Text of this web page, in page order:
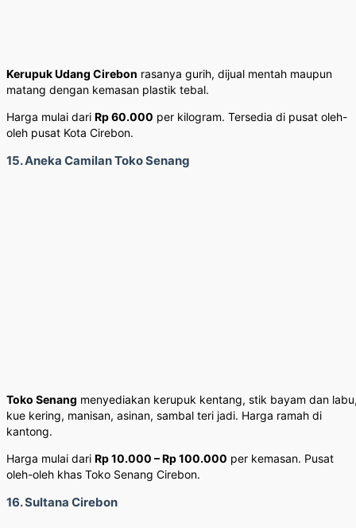
Kerupuk Udang Cirebon rasanya gurih, dijual mentah maupun
matang dengan kemasan plastik tebal.
Harga mulai dari Rp 60.000 per kilogram. Tersedia di pusat oleh-
oleh pusat Kota Cirebon.
15. Aneka Camilan Toko Senang
Toko Senang menyediakan kerupuk kentang, stik bayam dan
kue kering, manisan, asinan, sambal teri jadi. Harga ramah di
kantong.
Harga mulai dari Rp 10.000 – Rp 100.000 per kemasan. Pusat
oleh-oleh khas Toko Senang Cirebon.
16. Sultana Cirebon